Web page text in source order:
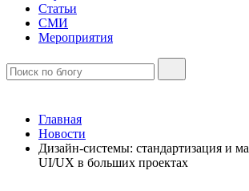
Статьи
СМИ
Мероприятия
Главная
Новости
Дизайн-системы: стандартизация и
UI/UX в больших проектах